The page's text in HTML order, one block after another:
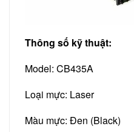
Thông số kỹ thuật:
Model: CB435A
Loại mực: Laser
Màu mực: Đen (Black)